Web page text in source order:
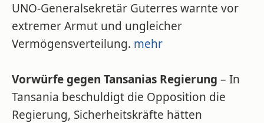
UNO-Generalsekretär Guterres warnte vor
extremer Armut und ungleicher
Vermögensverteilung. mehr
Vorwürfe gegen Tansanias Regierung – In
Tansania beschuldigt die Opposition die
Regierung, Sicherheitskräfte hätten